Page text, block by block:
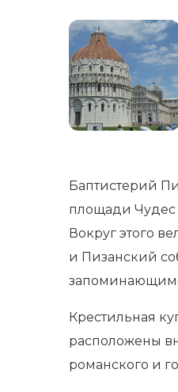
Баптистерий
площади Чудес
Вокруг этого
и Пизанский
Крестильная
расположены
романского и